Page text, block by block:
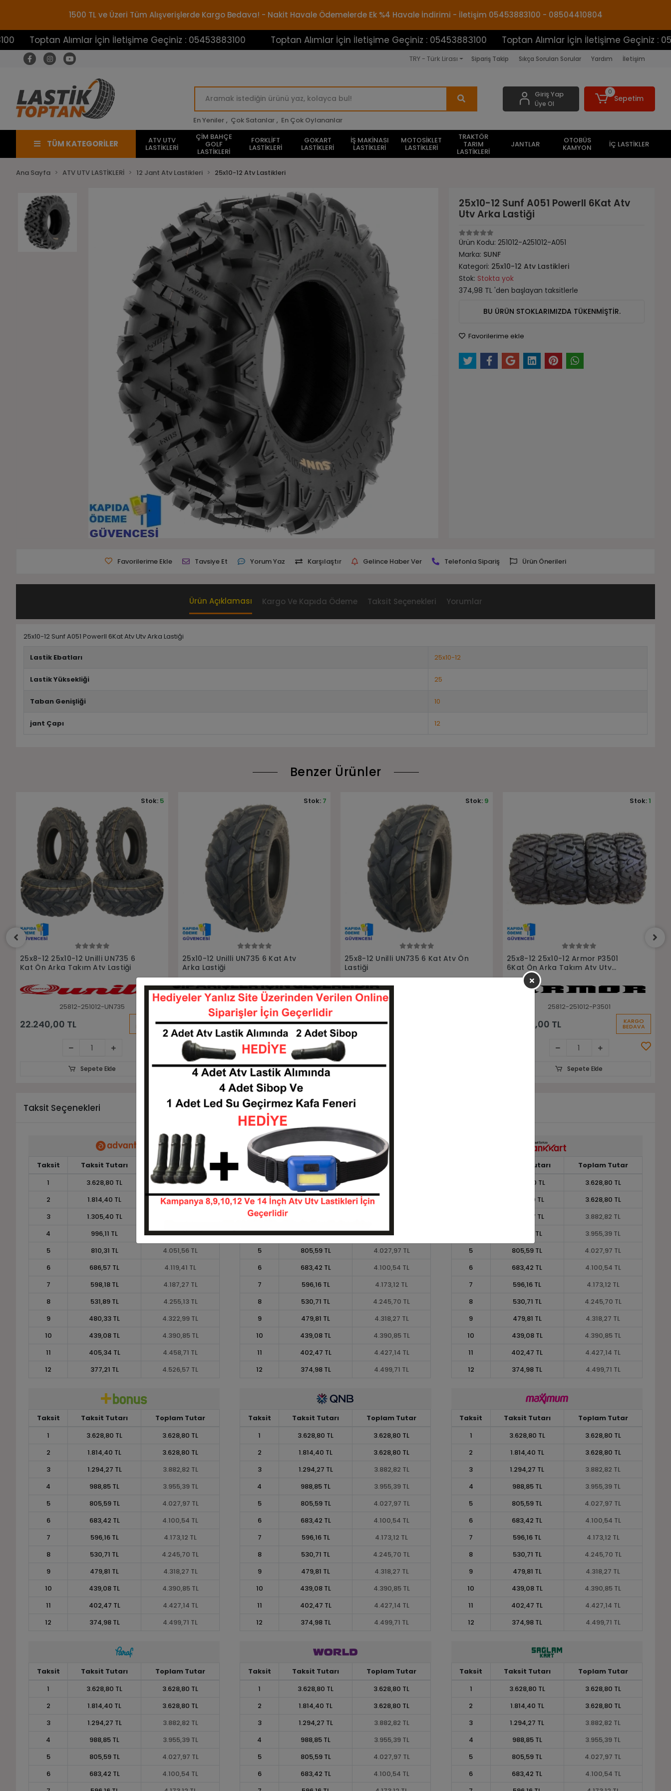
1500 TL ve Üzeri Tüm Alışverişlerde Kargo Bedava! - Nakit Havale Ödemelerde Ek %4 Havale İndirimi - İletişim 05453883100 - 08504410804
Alımlar İçin İletişime Geçiniz : 05453883100 Toptan Alımlar İçin İletişime Geçiniz : 05453883100 Toptan Alımlar İçin İletişime Geçiniz :
TRY - Türk Lirası Sipariş Takip Sıkça Sorulan Sorular Yardım İletişim
En Yeniler , Çok Satanlar , En Çok Oylananlar
Giriş Yap
Üye Ol
0
Sepetim
TÜM KATEGORİLER ATV UTV
LASTİKLERİ
ÇİM BAHÇE
GOLF
LASTİKLERİ
FORKLİFT
LASTİKLERİ
GOKART
LASTİKLERİ
İŞ MAKİNASI
LASTİKLERİ
MOTOSİKLET
LASTİKLERİ
TRAKTÖR
TARIM
LASTİKLERİ
JANTLAR OTOBÜS
KAMYON İÇ LASTİKLER
Ana Sayfa ATV UTV LASTİKLERİ 12 Jant Atv Lastikleri 25x10-12 Atv Lastikleri
25x10-12 Sunf A051 PowerII 6Kat Atv
Utv Arka Lastiği
Ürün Kodu:251012-A251012-A051
Marka: SUNF
Kategori: 25x10-12 Atv Lastikleri
Stok: Stokta yok
374,98 TL 'den başlayan taksitlerle
BU ÜRÜN STOKLARIMIZDA TÜKENMİŞTİR.
Favorilerime ekle
Favorilerime Ekle Tavsiye Et Yorum Yaz Karşılaştır Gelince Haber Ver Telefonla Sipariş Ürün Önerileri
Ürün Açıklaması Kargo Ve Kapıda Ödeme Taksit Seçenekleri Yorumlar
25x10-12 Sunf A051 PowerII 6Kat Atv Utv Arka Lastiği
Lastik Ebatları 25x10-12
Lastik Yüksekliği 25
Taban Genişliği 10
jant Çapı 12
Benzer Ürünler
25x10-12 Unilli UN735 6 Kat Atv
Arka Lastiği
251012-UN735
5.800,00 TL KARGO
BEDAVA
Stok: 7
Sepete Ekle
25x8-12 Unilli UN735 6 Kat Atv Ön
Lastiği
25812-UN735
5.320,00 TL KARGO
BEDAVA
Stok: 9
Sepete Ekle
25x8-12 25x10-12 Armor P3501
6Kat Ön Arka Takım Atv Utv
Lastiği
21.500,00 TL
Stok:1
25x8-12 25x10-12 Junkai sw679 Ön
Arka Takım Asfalt Yol Atv Utv
Lastiği
25812-251012-SW679
20.500,00 TL KARGO
BEDAVA
Stok:8
Sepete Ekle
Taksit Seçenekleri
Taksit Taksit Tutarı
Toplam Tutar
1
3.628,80 TL
3.628,80 TL
2
1.814,40 TL
3.628,80 TL
3
1.305,40 TL
4
996,11 TL
3.984,42 TL
5
810,31 TL
4.051,56 TL
6
686,57 TL
4.119,41 TL
7
598,18 TL
4.187,27 TL
8
531,89 TL
4.255,13 TL
9
480,33 TL
4.322,99 TL
10
439,08 TL
4.390,85 TL
11
405,34 TL
4.458,71 TL
12
377,21 TL 4.526,57 TL
Taksit Taksit Tutarı
Toplam Tutar
3.628,80 TL
2
1.814,40 TL
3.628,80 TL
3
4
988,85 TL
3.955,39 TL
5
805,59 TL
4.027,97 TL
6
683,42 TL
4.100,54 TL
7
596,16 TL
4.173,12 TL
8
530,71 TL
4.245,70 TL
9
479,81 TL
4.318,27 TL
10
439,08 TL
4.390,85 TL
11
402,47 TL
4.427,14 TL
12
374,98 TL 4.499,71 TL
Taksit Tutarı
Toplam Tutar
3.628,80 TL
3.628,80 TL
1.814,40 TL
3.628,80 TL
1.294,27 TL
3.882,82 TL
988,85 TL
3.955,39 TL
5
805,59 TL
4.027,97 TL
6
683,42 TL
4.100,54 TL
7
596,16 TL
4.173,12 TL
8
530,71 TL
4.245,70 TL
9
479,81 TL
4.318,27 TL
10
439,08 TL
4.390,85 TL
11
402,47 TL
4.427,14 TL
12
374,98 TL 4.499,71 TL
Taksit Taksit Tutarı
Toplam Tutar
1
3.628,80 TL
3.628,80 TL
2
1.814,40 TL
3.628,80 TL
3
1.294,27 TL
3.882,82 TL
4
988,85 TL
3.955,39 TL
5
805,59 TL
4.027,97 TL
6
683,42 TL
4.100,54 TL
7
596,16 TL
4.173,12 TL
8
530,71 TL
4.245,70 TL
9
479,81 TL
4.318,27 TL
10
439,08 TL
4.390,85 TL
11
402,47 TL
4.427,14 TL
12
374,98 TL 4.499,71 TL
Taksit Taksit Tutarı
Toplam Tutar
1
3.628,80 TL
3.628,80 TL
2
1.814,40 TL
3.628,80 TL
3
1.294,27 TL
3.882,82 TL
4
988,85 TL
3.955,39 TL
5
805,59 TL
4.027,97 TL
6
683,42 TL
4.100,54 TL
7
596,16 TL
4.173,12 TL
8
530,71 TL
4.245,70 TL
9
479,81 TL
4.318,27 TL
10
439,08 TL
4.390,85 TL
11
402,47 TL
4.427,14 TL
12
374,98 TL 4.499,71 TL
Taksit Taksit Tutarı
Toplam Tutar
1
3.628,80 TL
3.628,80 TL
2
1.814,40 TL
3.628,80 TL
3
1.294,27 TL
3.882,82 TL
4
988,85 TL
3.955,39 TL
5
805,59 TL
4.027,97 TL
6
683,42 TL
4.100,54 TL
7
596,16 TL
4.173,12 TL
8
530,71 TL
4.245,70 TL
9
479,81 TL
4.318,27 TL
10
439,08 TL
4.390,85 TL
11
402,47 TL
4.427,14 TL
12
374,98 TL 4.499,71 TL
Taksit Taksit Tutarı
Toplam Tutar
1
3.628,80 TL
3.628,80 TL
2
1.814,40 TL
3.628,80 TL
3
1.294,27 TL
3.882,82 TL
4
988,85 TL
3.955,39 TL
5
805,59 TL
4.027,97 TL
6
683,42 TL
4.100,54 TL
Taksit Taksit Tutarı
Toplam Tutar
1
3.628,80 TL
3.628,80 TL
2
1.814,40 TL
3.628,80 TL
3
1.294,27 TL
3.882,82 TL
4
988,85 TL
3.955,39 TL
5
805,59 TL
4.027,97 TL
6
683,42 TL
4.100,54 TL
Taksit Taksit Tutarı
Toplam Tutar
1
3.628,80 TL
3.628,80 TL
2
1.814,40 TL
3.628,80 TL
3
1.294,27 TL
3.882,82 TL
4
988,85 TL
3.955,39 TL
5
805,59 TL
4.027,97 TL
6
683,42 TL
4.100,54 TL